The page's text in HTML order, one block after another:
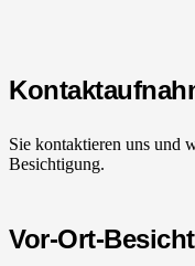
Sie kontaktieren uns und
Besichtigung.
Vor-Ort-